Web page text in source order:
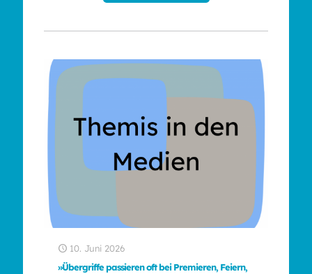
10. Juni 2026
»Übergriffe passieren oft bei Premieren, Feiern,